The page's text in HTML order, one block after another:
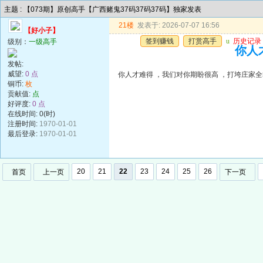
主题 : 【073期】原创高手【广西赌鬼37码37码37码】独家发表
【好小子】
级别： 一级高手
发帖:
威望: 0 点
铜币: 枚
贡献值: 点
好评度: 0 点
在线时间: 0(时)
注册时间: 1970-01-01
最后登录: 1970-01-01
21楼 发表于: 2026-07-07 16:56
签到赚钱
打赏高手 u 历史记录
你人
你人才难得 ，我们对你期盼很高 ，打垮庄家
首页 上一页 20 21 22 23 24 25 26 下一页